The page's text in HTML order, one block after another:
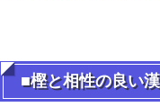
■樫と相性の良い